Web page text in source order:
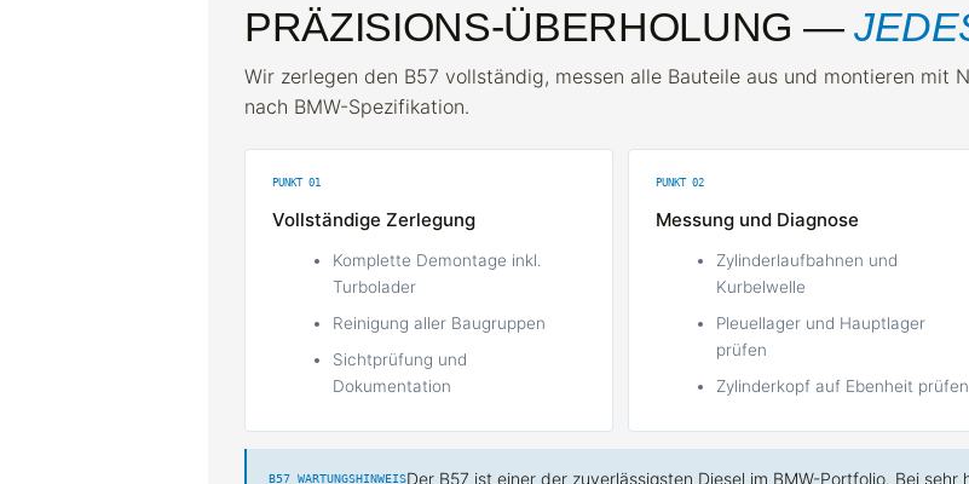
PRÄZISIONS-ÜBERHOLUNG —
Wir zerlegen den B57 vollständig, messen alle Bauteile aus und montieren mit
nach BMW-Spezifikation.
PUNKT 01
Vollständige Zerlegung
Komplette Demontage inkl.
Turbolader
Reinigung aller Baugruppen
Sichtprüfung und
Dokumentation
PUNKT 02
Messung und Diagnose
Zylinderlaufbahnen und
Kurbelwelle
Pleuellager und Hauptlager
prüfen
Zylinderkopf auf Ebenheit prüfen
B57 WARTUNGSHINWEISDer B57 ist einer der zuverlässigsten Diesel im BMW-Portfolio. Bei